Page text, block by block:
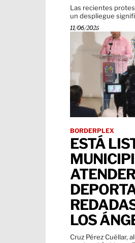
Las recientes
un despliegue
11/06/2025
BORDERPLEX
ESTÁ
LOS
Cruz Pérez Cuéllar,